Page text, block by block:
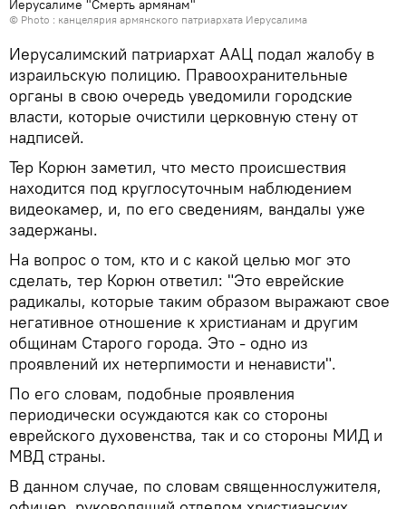
Иерусалиме "Смерть армянам"
© Photo : канцелярия армянского патриархата Иерусалима
Иерусалимский патриархат ААЦ подал жалобу в
израильскую полицию. Правоохранительные
органы в свою очередь уведомили городские
власти, которые очистили церковную стену от
надписей.
Тер Корюн заметил, что место происшествия
находится под круглосуточным наблюдением
видеокамер, и, по его сведениям, вандалы уже
задержаны.
На вопрос о том, кто и с какой целью мог это
сделать, тер Корюн ответил: "Это еврейские
радикалы, которые таким образом выражают свое
негативное отношение к христианам и другим
общинам Старого города. Это - одно из
проявлений их нетерпимости и ненависти".
По его словам, подобные проявления
периодически осуждаются как со стороны
еврейского духовенства, так и со стороны МИД и
МВД страны.
В данном случае, по словам священнослужителя,